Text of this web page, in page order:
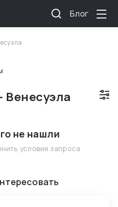
Блог
не нашли
условия запроса